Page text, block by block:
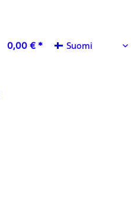
0,00 € * Suomi
Suomi